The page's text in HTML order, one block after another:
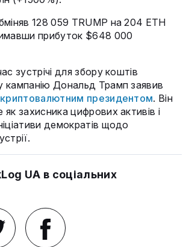
128 059 TRUMP на 204 ETH
прибуток $648 000
зустрічі для збору коштів
кампанію Дональд Трамп заявив
криптовалютним президентом. Він
захисника цифрових активів і
демократів щодо
UA в соціальних